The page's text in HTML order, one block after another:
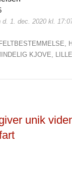
d. 1. dec. 2020 kl.
FELTBESTEMMELSE,
KJOVE,
unik